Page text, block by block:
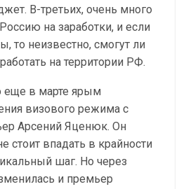
В-третьих, очень много
на заработки, и если
то неизвестно, смогут ли
на территории РФ.
еще в марте ярым
визового режима с
Арсений Яценюк. Он
стоит впадать в крайности
шаг. Но через
и премьер